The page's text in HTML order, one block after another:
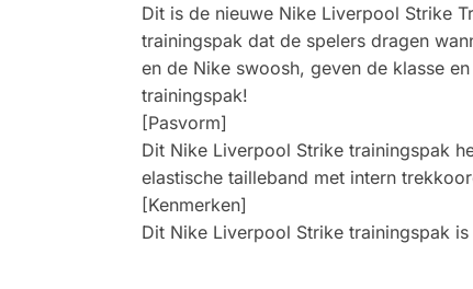
Dit is de nieuwe Nike Liverpool Strike
trainingspak dat de spelers dragen
en de Nike swoosh, geven de klasse
trainingspak!
[Pasvorm]
Dit Nike Liverpool Strike trainingspak
elastische tailleband met intern
[Kenmerken]
Dit Nike Liverpool Strike trainingspak